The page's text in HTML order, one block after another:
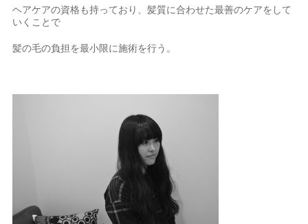
ヘアケアの資格も持っており、髪質に合わせた最善のケアをして
いくことで
髪の毛の負担を最小限に施術を行う。